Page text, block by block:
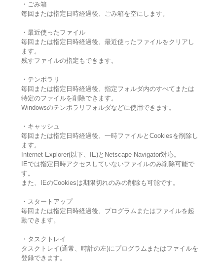
・ごみ箱
毎回または指定日時経過後、ごみ箱を空にします。
・最近使ったファイル
毎回または指定日時経過後、最近使ったファイルをクリアし
ます。
残すファイルの指定もできます。
・テンポラリ
毎回または指定日時経過後、指定フォルダ内のすべてまたは
特定のファイルを削除できます。
Windowsのテンポラリフォルダなどに使用できます。
・キャッシュ
毎回または指定日時経過後、一時ファイルとCookiesを削除し
ます。
Internet Explorer(以下、IE)とNetscape Navigator対応。
IEでは指定日時アクセスしていないファイルのみ削除可能で
す。
また、IEのCookiesは期限切れのみの削除も可能です。
・スタートアップ
毎回または指定日時経過後、プログラムまたはファイルを起
動できます。
・タスクトレイ
タスクトレイ(通常、時計の左)にプログラムまたはファイルを
登録できます。